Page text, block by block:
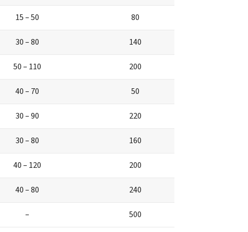
15 – 50 80
30 – 80 140
50 – 110 200
40 – 70 50
30 – 90 220
30 – 80 160
40 – 120 200
40 – 80 240
– 500